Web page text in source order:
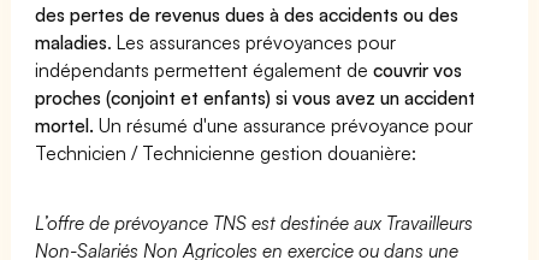
des pertes de revenus dues à des accidents ou des
maladies. Les assurances prévoyances pour
indépendants permettent également decouvrir vos
proches (conjoint et enfants) si vous avez un accident
mortel. Un résumé d'une assurance prévoyance pour
Technicien / Technicienne gestion douanière:
L’offre de prévoyance TNS est destinée aux Travailleurs
Non-Salariés Non Agricoles en exercice ou dans une